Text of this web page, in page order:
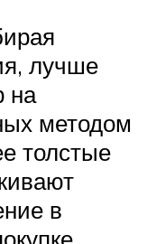
лучше
на
методом
толстые
в